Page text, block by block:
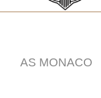
AS MONACO